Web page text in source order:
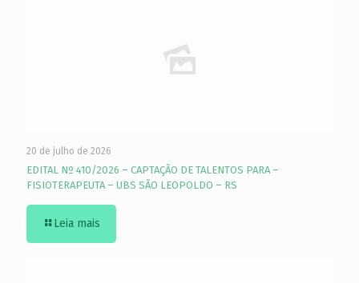
20 de julho de 2026
EDITAL Nº 410/2026 – CAPTAÇÃO DE TALENTOS PARA –
FISIOTERAPEUTA – UBS SÃO LEOPOLDO – RS
Leia mais